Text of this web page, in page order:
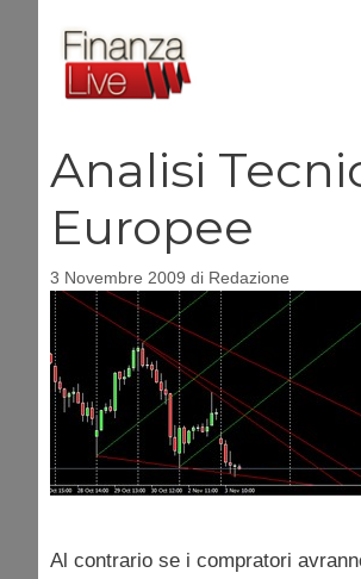
contenuto
Analisi
Europee
3 Novembre 2009 di Redazione
Al contrario se i compratori